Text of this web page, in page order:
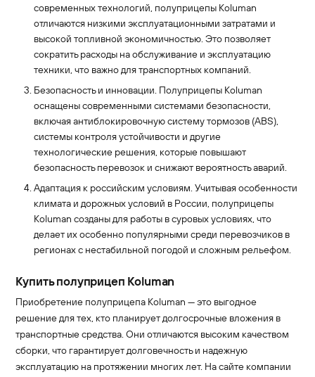
современных технологий, полуприцепы Koluman
отличаются низкими эксплуатационными затратами и
высокой топливной экономичностью. Это позволяет
сократить расходы на обслуживание и эксплуатацию
техники, что важно для транспортных компаний.
Безопасность и инновации. Полуприцепы Koluman
оснащены современными системами безопасности,
включая антиблокировочную систему тормозов (ABS),
системы контроля устойчивости и другие
технологические решения, которые повышают
безопасность перевозок и снижают вероятность аварий.
Адаптация к российским условиям. Учитывая особенности
климата и дорожных условий в России, полуприцепы
Koluman созданы для работы в суровых условиях, что
делает их особенно популярными среди перевозчиков в
регионах с нестабильной погодой и сложным рельефом.
Купить полуприцеп Koluman
Приобретение полуприцепа Koluman — это выгодное
решение для тех, кто планирует долгосрочные вложения в
транспортные средства. Они отличаются высоким качеством
сборки, что гарантирует долговечность и надежную
эксплуатацию на протяжении многих лет. На сайте компании